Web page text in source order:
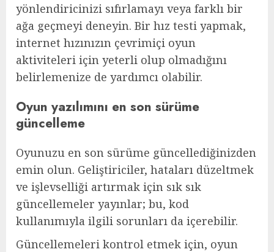
yönlendiricinizi sıfırlamayı veya farklı bir
ağa geçmeyi deneyin. Bir hız testi yapmak,
internet hızınızın çevrimiçi oyun
aktiviteleri için yeterli olup olmadığını
belirlemenize de yardımcı olabilir.
Oyun yazılımını en son sürüme
güncelleme
Oyunuzu en son sürüme güncellediğinizden
emin olun. Geliştiriciler, hataları düzeltmek
ve işlevselliği artırmak için sık sık
güncellemeler yayınlar; bu, kod
kullanımıyla ilgili sorunları da içerebilir.
Güncellemeleri kontrol etmek için, oyun